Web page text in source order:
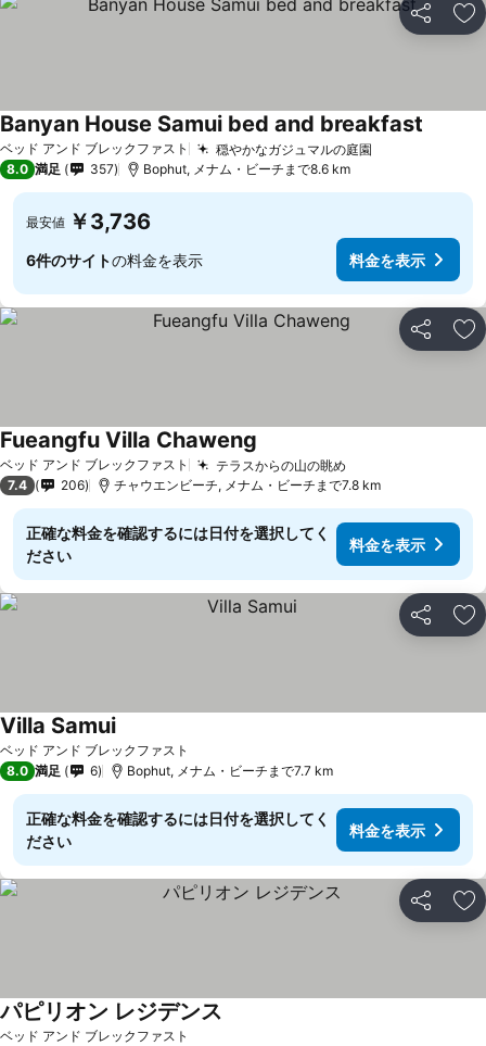
シェア お
ベッド アンド ブレックファスト 穏やかなガジュマルの庭園
Banyan House Samui bed and breakfast
8.0 満足 357 Bophut, メナム・ビーチまで8.6 km
最安値 ￥3,736
6件のサイトの料金を表示 料金を表示
シェア お
ベッド アンド ブレックファスト テラスからの山の眺め
Fueangfu Villa Chaweng
7.4 206 チャウエンビーチ, メナム・ビーチまで7.8 km
正確な料金を確認するには日付を選択してく
ださい
料金を表示
シェア お
ベッド アンド ブレックファスト
Villa Samui
8.0 満足 6 Bophut, メナム・ビーチまで7.7 km
正確な料金を確認するには日付を選択してく
ださい
料金を表示
シェア お
ベッド アンド ブレックファスト
パピリオン レジデンス